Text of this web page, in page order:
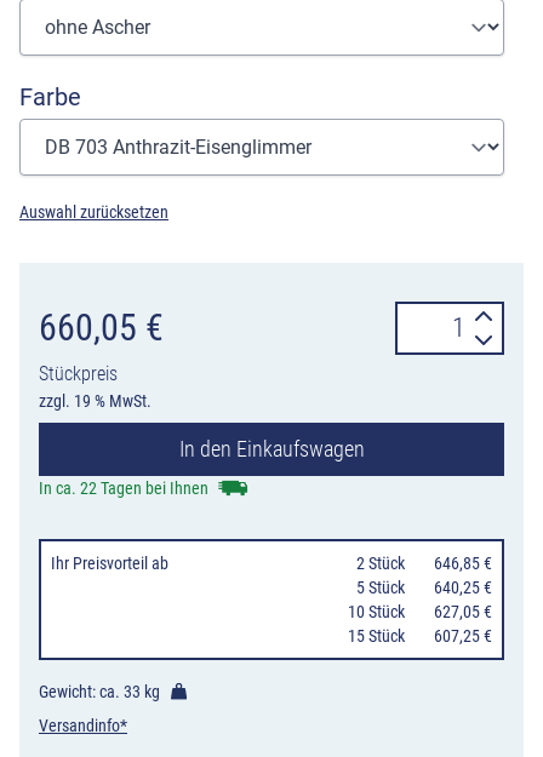
Farbe
Auswahl zurücksetzen
660,05 €
Stückpreis
zzgl. 19 % MwSt.
am
40
zum
Einbetonieren/
7706
Menge
In den Einkaufswagen
In ca. 22 Tagen bei Ihnen
Ihr Preisvorteil ab 2 Stück
646,85 €
5 Stück
640,25 €
10 Stück
627,05 €
15 Stück
607,25 €
Gewicht: ca. 33 kg
Versandinfo*